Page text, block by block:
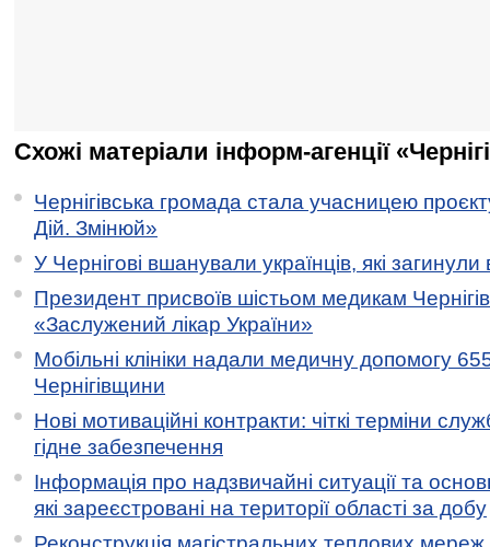
Схожі матеріали інформ-агенції
Чернігівська громада стала учасницею
Дій. Змінюй»
У Чернігові вшанували українців, які загинули
Президент присвоїв шістьом медикам
«Заслужений лікар України»
Мобільні клініки надали медичну допомогу
Чернігівщини
Нові мотиваційні контракти: чіткі терміни
гідне забезпечення
Інформація про надзвичайні ситуації та
які зареєстровані на території області за добу